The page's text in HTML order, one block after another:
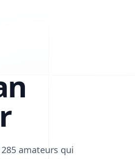
amateurs qui